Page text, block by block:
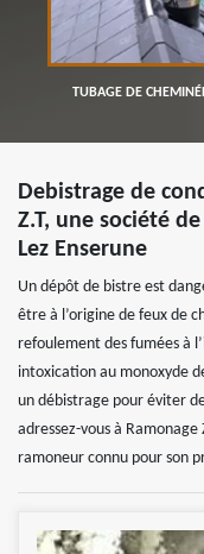
TUBAGE DE
Debistrage de
Z.T, une société
Lez Enserune
Un dépôt de bistre est
être à l’origine de feux de
refoulement des fumées à
intoxication au monoxyde
un débistrage pour éviter
adressez-vous à Ramonage
ramoneur connu pour son